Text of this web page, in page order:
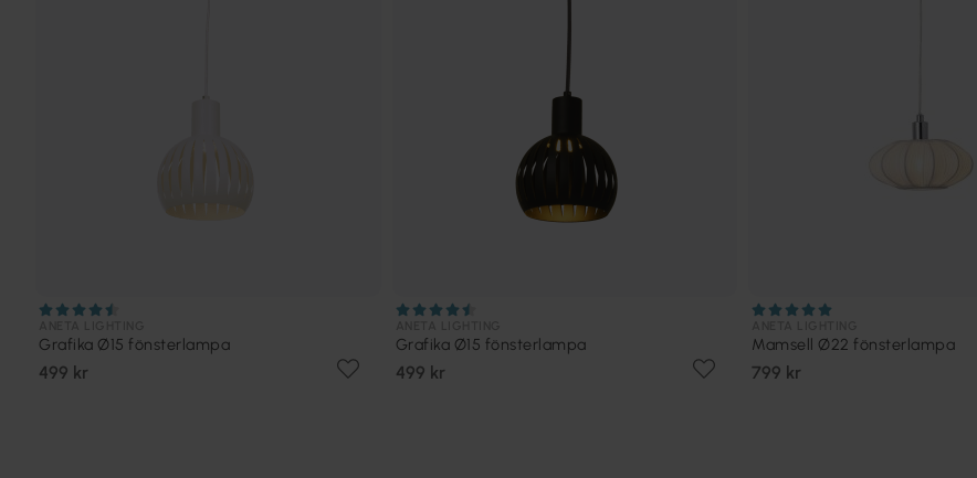
Grafika Ø15 fönsterlampa
499 kr
Grafika Ø15 fönsterlampa
499 kr
Mamsell Ø22 fönsterlampa
799 kr